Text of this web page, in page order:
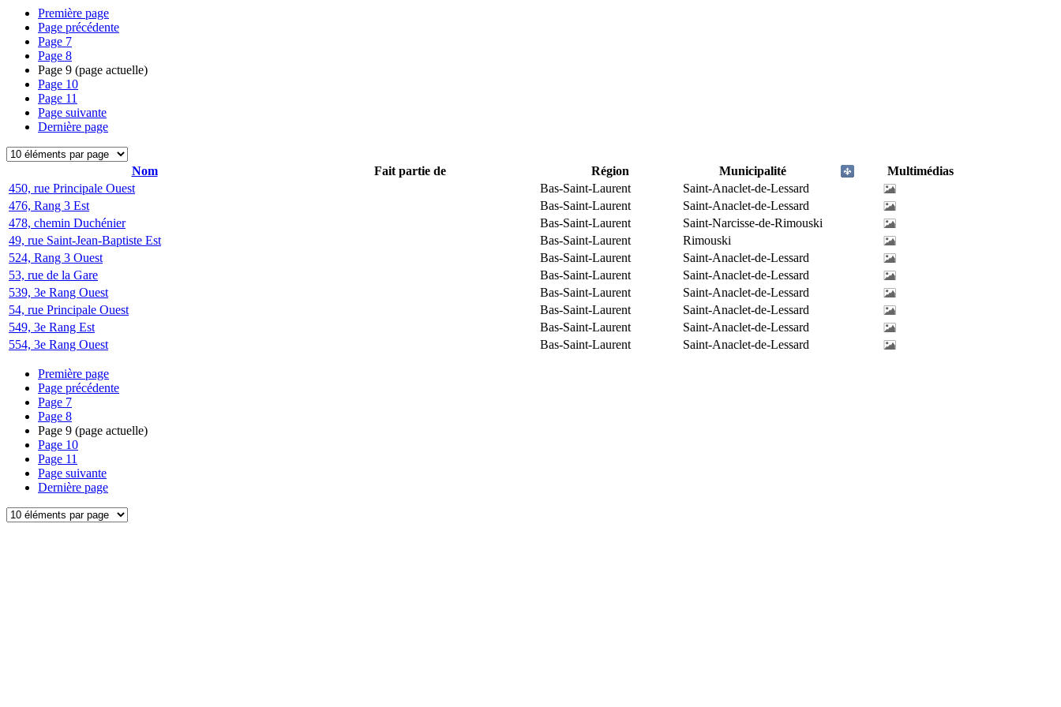
Première page
Page précédente
Page 7
Page 8
Page 9 (page actuelle)
Page 10
Page 11
Page suivante
Dernière page
Nom Fait partie de Région Municipalité
Multimédias
450, rue Principale Ouest
Bas-Saint-Laurent
Saint-Anaclet-de-Lessard
476, Rang 3 Est
Bas-Saint-Laurent
Saint-Anaclet-de-Lessard
478, chemin Duchénier
Bas-Saint-Laurent
Saint-Narcisse-de-Rimouski
49, rue Saint-Jean-Baptiste Est
Bas-Saint-Laurent
Rimouski
524, Rang 3 Ouest
Bas-Saint-Laurent
Saint-Anaclet-de-Lessard
53, rue de la Gare
Bas-Saint-Laurent
Saint-Anaclet-de-Lessard
539, 3e Rang Ouest
Bas-Saint-Laurent
Saint-Anaclet-de-Lessard
54, rue Principale Ouest
Bas-Saint-Laurent
Saint-Anaclet-de-Lessard
549, 3e Rang Est
Bas-Saint-Laurent
Saint-Anaclet-de-Lessard
554, 3e Rang Ouest
Bas-Saint-Laurent Saint-Anaclet-de-Lessard
Première page
Page précédente
Page 7
Page 8
Page 9 (page actuelle)
Page 10
Page 11
Page suivante
Dernière page